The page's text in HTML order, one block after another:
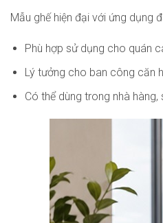
Mẫu ghế hiện đại với ứng dụng
Phù hợp sử dụng cho quán
Lý tưởng cho ban công căn
Có thể dùng trong nhà